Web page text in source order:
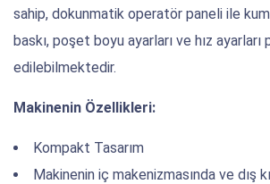
sahip, dokunmatik operatör paneli ile
baskı, poşet boyu ayarları ve hız
edilebilmektedir.
Makinenin Özellikleri:
Kompakt Tasarım
Makinenin iç makenizmasında ve dış